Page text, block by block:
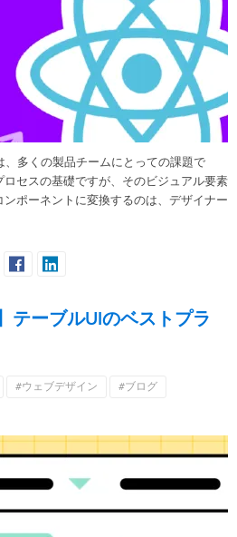
多くの製品チームにとっての課題で
セスの基礎ですが、そのビジュアル要素
ンポーネントに変換するのは、デザイナー
テーブルUIのベストプラ
#ウェブデザイン
#ブログ